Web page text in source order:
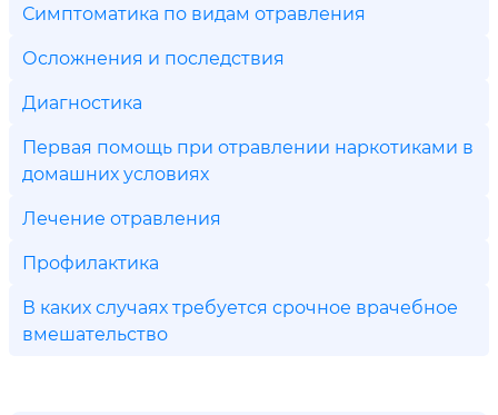
Симптоматика по видам отравления
Осложнения и последствия
Диагностика
Первая помощь при отравлении наркотиками в
домашних условиях
Лечение отравления
Профилактика
В каких случаях требуется срочное врачебное
вмешательство